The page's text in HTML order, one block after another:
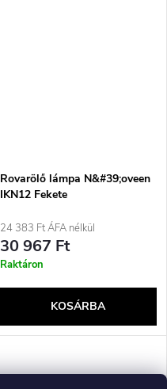
Rovarölő lámpa N&#39;oveen
IKN12 Fekete
24 383 Ft ÁFA nélkül
30 967 Ft
Raktáron
KOSÁRBA